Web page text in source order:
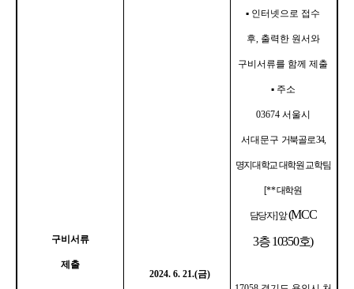
구비서류
제출
2024. 6. 21.(금)
▪ 인터넷으로 접수
후, 출력한 원서와
구비서류를 함께 제출
▪ 주소
03674 서울시
서대문구 거북골로34,
명지대학교 대학원 교학팀
[* *대학원
담당자]앞(MCC
3층10350호)